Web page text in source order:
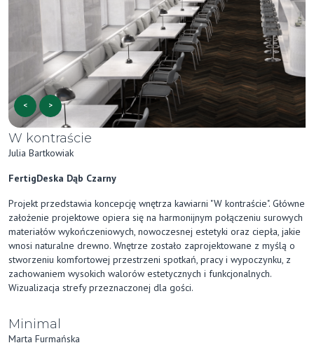
< >
W kontraście
Julia Bartkowiak
FertigDeska Dąb Czarny
Projekt przedstawia koncepcję wnętrza kawiarni "W kontraście". Główne
założenie projektowe opiera się na harmonijnym połączeniu surowych
materiałów wykończeniowych, nowoczesnej estetyki oraz ciepła, jakie
wnosi naturalne drewno. Wnętrze zostało zaprojektowane z myślą o
stworzeniu komfortowej przestrzeni spotkań, pracy i wypoczynku, z
zachowaniem wysokich walorów estetycznych i funkcjonalnych.
Wizualizacja strefy przeznaczonej dla gości.
Minimal
Marta Furmańska